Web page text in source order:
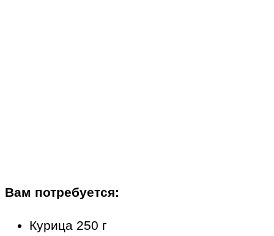
Вам потребуется:
Курица 250 г